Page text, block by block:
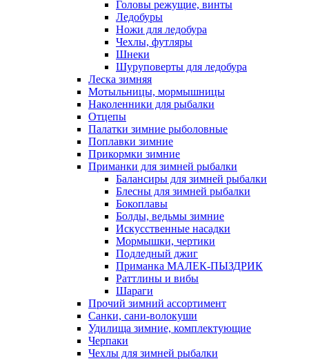
Головы режущие, винты
Ледобуры
Ножи для ледобура
Чехлы, футляры
Шнеки
Шуруповерты для ледобура
Леска зимняя
Мотыльницы, мормышницы
Наколенники для рыбалки
Отцепы
Палатки зимние рыболовные
Поплавки зимние
Прикормки зимние
Приманки для зимней рыбалки
Балансиры для зимней рыбалки
Блесны для зимней рыбалки
Бокоплавы
Болды, ведьмы зимние
Искусственные насадки
Мормышки, чертики
Подледный джиг
Приманка МАЛЕК-ПЫЗДРИК
Раттлины и вибы
Шараги
Прочий зимний ассортимент
Санки, сани-волокуши
Удилища зимние, комплектующие
Черпаки
Чехлы для зимней рыбалки